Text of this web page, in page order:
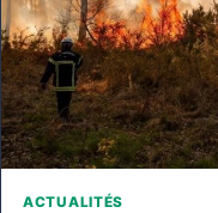
ACTUALITÉS